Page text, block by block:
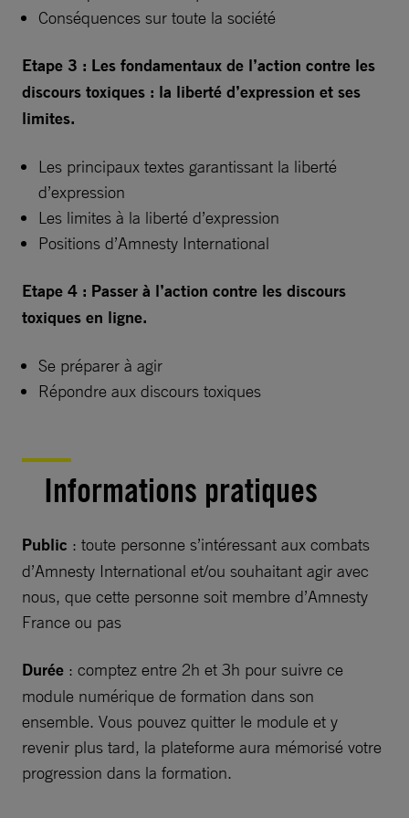
Conséquences sur toute la société
Etape 3 : Les fondamentaux de l’action contre les
discours toxiques : la liberté d’expression et ses
limites.
Les principaux textes garantissant la liberté
d’expression
Les limites à la liberté d’expression
Positions d’Amnesty International
Etape 4 : Passer à l’action contre les discours
toxiques en ligne.
Se préparer à agir
Répondre aux discours toxiques
Informations pratiques
Public : toute personne s’intéressant aux combats
d’Amnesty International et/ou souhaitant agir avec
nous, que cette personne soit membre d’Amnesty
France ou pas
Durée : comptez entre 2h et 3h pour suivre ce
module numérique de formation dans son
ensemble. Vous pouvez quitter le module et y
revenir plus tard, la plateforme aura mémorisé votre
progression dans la formation.